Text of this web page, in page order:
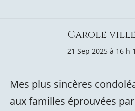
Carole
21 Sep 2025 à 16 h
Mes plus sincères
aux familles éprouvées